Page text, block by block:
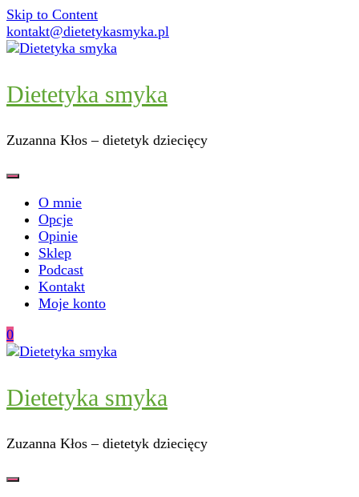
Skip to Content
kontakt@dietetykasmyka.pl
Dietetyka smyka
Zuzanna Kłos – dietetyk dziecięcy
O mnie
Opcje
Opinie
Sklep
Podcast
Kontakt
Moje konto
0
Dietetyka smyka
Zuzanna Kłos – dietetyk dziecięcy